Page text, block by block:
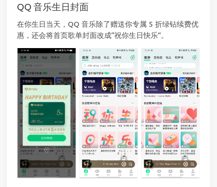
QQ 音乐生日封面
在你生日当天，QQ 音乐除了赠送你专属 5 折绿钻续费优
惠，还会将首页歌单封面改成“祝你生日快乐”。